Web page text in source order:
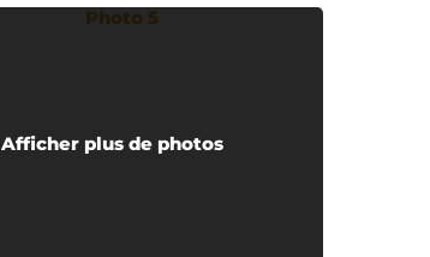
Afficher plus de photos
Photo 5